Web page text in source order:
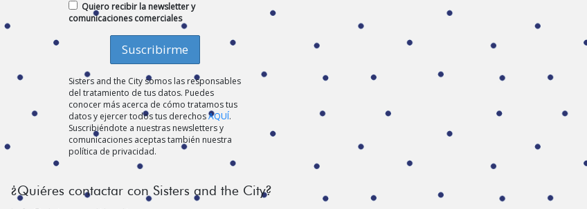
Quiero recibir la newsletter y
comunicaciones comerciales
Sisters and the City somos las responsables
del tratamiento de tus datos. Puedes
conocer más acerca de cómo tratamos tus
datos y ejercer todos tus derechosAQUÍ.
Suscribiéndote a nuestras newsletters y
comunicaciones aceptas también nuestra
política de privacidad.
¿Quiéres contactar con Sisters and the City?